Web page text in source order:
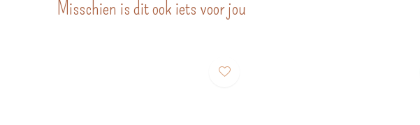
Misschien is dit ook iets voor jou